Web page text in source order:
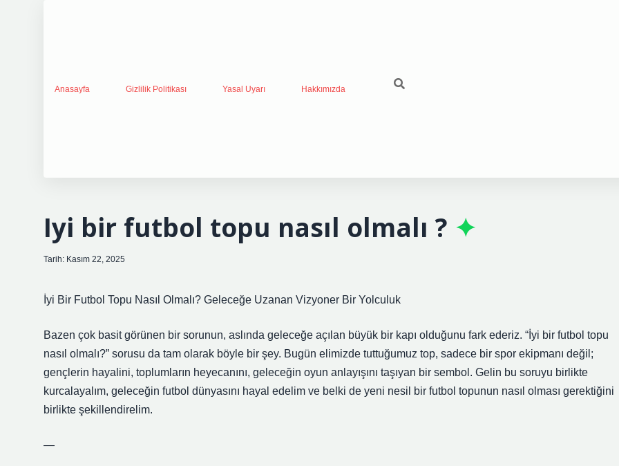
Anasayfa Gizlilik Politikası Yasal Uyarı Hakkımızda
Iyi bir futbol topu nasıl olmalı ?
Tarih: Kasım 22, 2025
İyi Bir Futbol Topu Nasıl Olmalı? Geleceğe Uzanan Vizyoner Bir Yolculuk
Bazen çok basit görünen bir sorunun, aslında geleceğe açılan büyük bir kapı olduğunu fark ederiz. “İyi bir futbol topu
nasıl olmalı?” sorusu da tam olarak böyle bir şey. Bugün elimizde tuttuğumuz top, sadece bir spor ekipmanı değil;
gençlerin hayalini, toplumların heyecanını, geleceğin oyun anlayışını taşıyan bir sembol. Gelin bu soruyu birlikte
kurcalayalım, geleceğin futbol dünyasını hayal edelim ve belki de yeni nesil bir futbol topunun nasıl olması gerektiğini
birlikte şekillendirelim.
—